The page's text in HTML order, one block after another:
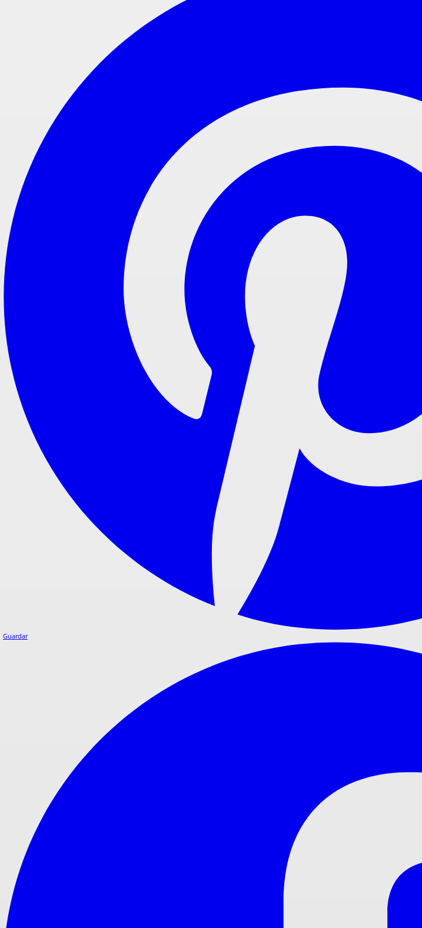
Guardar